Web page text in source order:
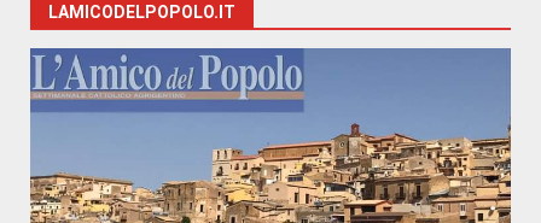
LAMICODELPOPOLO.IT